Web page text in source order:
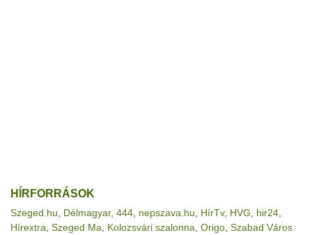
HÍRFORRÁSOK
Szeged.hu Délmagyar, 444 nepszava.hu HírTv, HVG hir24
Hírextra Szeged Ma Kolozsvári szalonna Origo Szabad Város